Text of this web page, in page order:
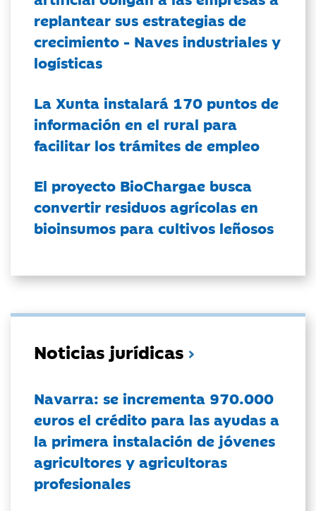
replantear sus estrategias de
crecimiento - Naves industriales y
logísticas
La Xunta instalará 170 puntos de
información en el rural para
facilitar los trámites de empleo
El proyecto BioChargae busca
convertir residuos agrícolas en
bioinsumos para cultivos leñosos
Noticias jurídicas
Navarra: se incrementa 970.000
euros el crédito para las ayudas a
la primera instalación de jóvenes
agricultores y agricultoras
profesionales